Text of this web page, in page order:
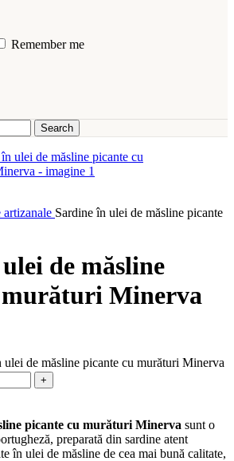
Remember me
Search
artizanale Sardine în ulei de măsline picante
de măsline
murături Minerva
ulei de măsline picante cu murături Minerva
picante cu murături Minerva sunt o
preparată din sardine atent
în ulei de măsline de cea mai bună calitate,